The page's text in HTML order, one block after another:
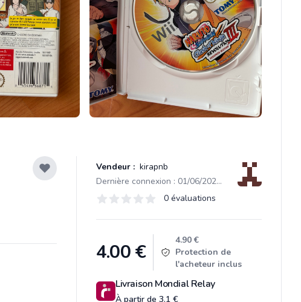
Vendeur : kirapnb
Dernière connexion : 01/06/2026 21:33
Évaluations
0 sur 5 étoiles 0 évaluations
Product information
4.00€
4.90 €
Protection de
l'acheteur inclus
Livraison Mondial Relay
À partir de 3.1 €